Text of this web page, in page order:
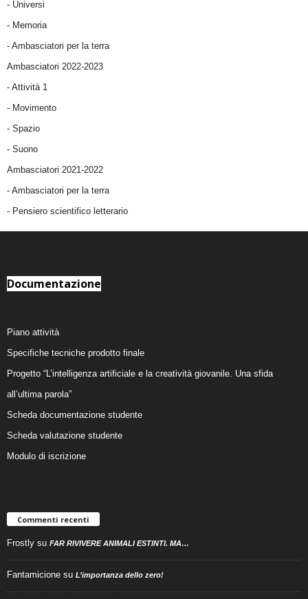
- Universi
- Memoria
- Ambasciatori per la terra
Ambasciatori 2022-2023
- Attività 1
- Movimento
- Spazio
- Suono
Ambasciatori 2021-2022
- Ambasciatori per la terra
- Pensiero scientifico letterario
Documentazione
Piano attività
Specifiche tecniche prodotto finale
Progetto “L’intelligenza artificiale e la creatività giovanile. Una sfida
all’ultima parola”
Scheda documentazione studente
Scheda valutazione studente
Modulo di iscrizione
Commenti recenti
Frostly su FAR RIVIVERE ANIMALI ESTINTI. MA…
Fantamicione su L’importanza dello zero!